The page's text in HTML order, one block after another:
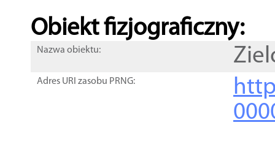
Obiekt fizjograficzny:
Nazwa obiektu:
Adres URI zasobu PRNG: